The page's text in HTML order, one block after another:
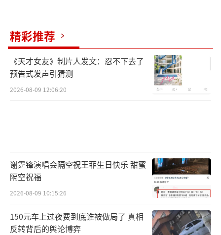
精彩推荐
《天才女友》制片人发文：忍不下去了
预告式发声引猜测
2026-08-09 12:06:20
谢霆锋演唱会隔空祝王菲生日快乐 甜蜜
隔空祝福
2026-08-09 10:15:26
150元车上过夜费到底谁被做局了 真相
反转背后的舆论博弈